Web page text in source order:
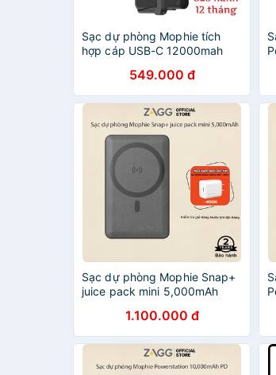
Sạc dự phòng Mophie tích
hợp cáp USB-C 12000mah
- Hàng nhập khẩu Mỹ new
100% fullbox
549.000 đ
Sạc dự phòng Mophie Snap+
juice pack mini 5,000mAh
1.100.000 đ